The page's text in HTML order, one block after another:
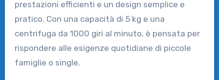
prestazioni efficienti e un design semplice e
pratico. Con una capacità di 5 kg e una
centrifuga da 1000 giri al minuto, è pensata per
rispondere alle esigenze quotidiane di piccole
famiglie o single.